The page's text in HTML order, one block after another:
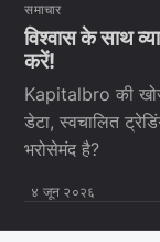
समाचार
विश्वास के साथ
करें!
Kapitalbro की
डेटा, स्वचालित
भरोसेमंद है?
४ जून २०२६